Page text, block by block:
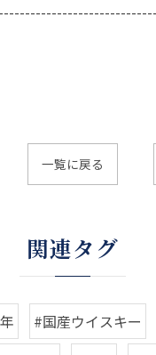
一覧に戻る
関連タグ
#国産ウイスキー